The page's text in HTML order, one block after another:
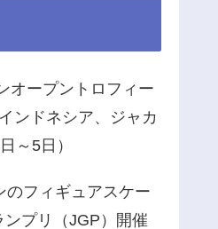
オープントロフィー
ンドネシア、ジャカ
～5日）
のフィギュアスケー
ンプリ（JGP）開催